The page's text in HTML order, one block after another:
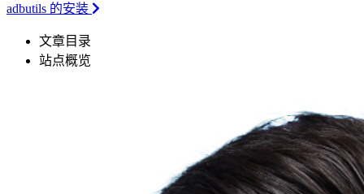
adbutils 的安装
文章目录
站点概览